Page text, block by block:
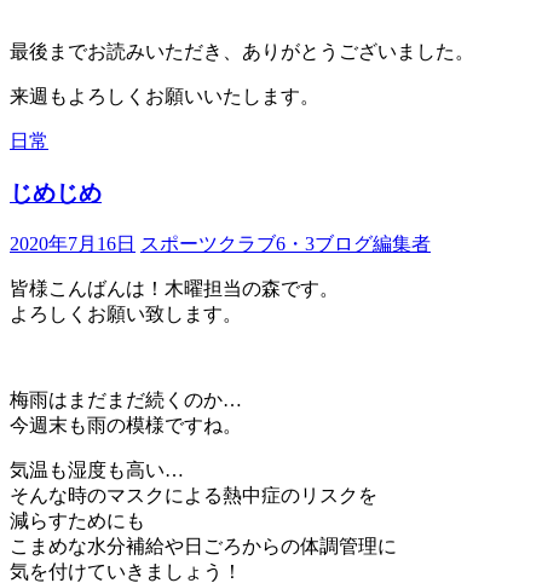
最後までお読みいただき、ありがとうございました。
来週もよろしくお願いいたします。
日常
じめじめ
2020年7月16日 スポーツクラブ6・3ブログ編集者
皆様こんばんは！木曜担当の森です。
よろしくお願い致します。
梅雨はまだまだ続くのか…
今週末も雨の模様ですね。
気温も湿度も高い…
そんな時のマスクによる熱中症のリスクを
減らすためにも
こまめな水分補給や日ごろからの体調管理に
気を付けていきましょう！